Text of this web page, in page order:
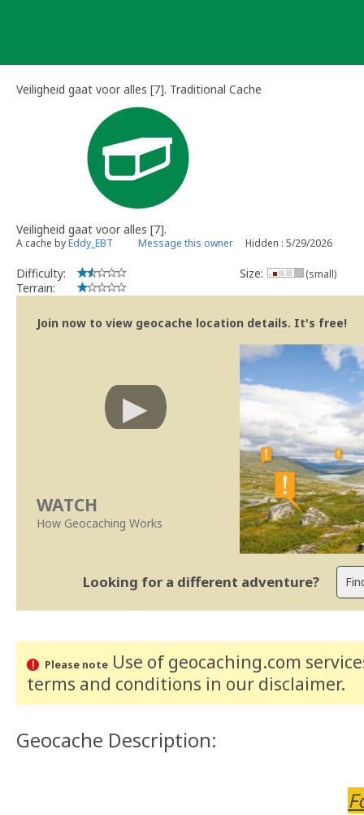
Veiligheid gaat voor alles [7]. Traditional Cache
Veiligheid gaat voor alles [7].
A cache byEddy_EBT Message this owner Hidden : 5/29/2026
Difficulty:
Terrain:
Size: (small)
Join now to view geocache location details. It's free!
WATCH
How Geocaching Works
Looking for a different adventure?
Please noteUse of geocaching.com
terms and conditions in our disclaimer.
Geocache Description: